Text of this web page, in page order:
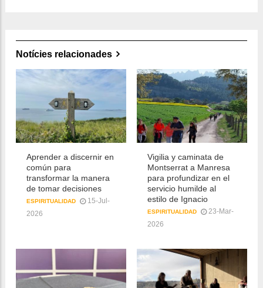
Notícies relacionades
Aprender a discernir en
común para
transformar la manera
de tomar decisiones
ESPIRITUALIDAD
15-Jul-
2026
Vigilia y caminata de
Montserrat a Manresa
para profundizar en el
servicio humilde al
estilo de Ignacio
ESPIRITUALIDAD
23-Mar-
2026